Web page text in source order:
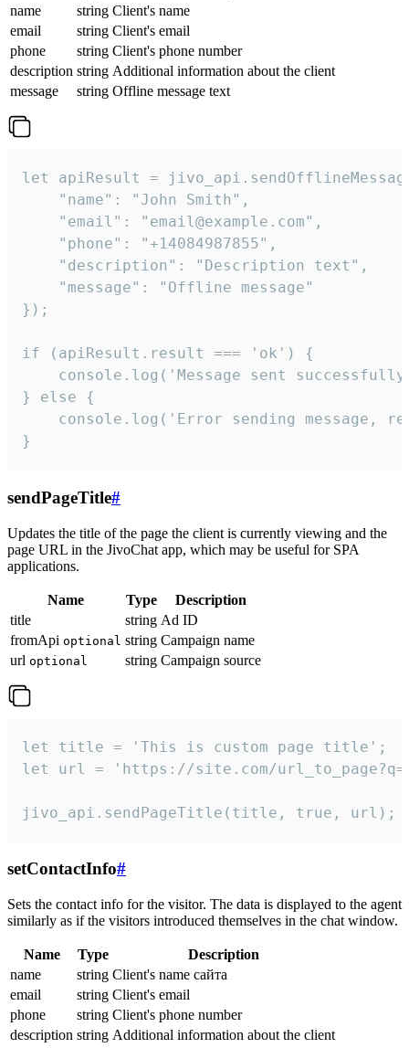
name
string Client's name
email
string Client's email
phone
string Client's phone number
description string Additional information about the client
message
string Offline message text
let apiResult =
    "name": "John Smith",
    "email": "email@example.com",
    "phone": "+14084987855",
    "description": "Description text",
    "message": "Offline message"
});
if (apiResult.result === 'ok') {
console.log('Message sent
} else {
console.log('Error sending message,
}
sendPageTitle#
Updates the title of the page the client is currently viewing and the
page URL in the JivoChat app, which may be useful for SPA
applications.
Name Type
Description
title
string Ad ID
fromApi optional string Campaign name
url optional string Campaign source
let title = 'This is custom page title';
let url = 'https://site.com/
jivo_api.sendPageTitle(title, true, url);
setContactInfo#
Sets the contact info for the visitor. The data is displayed to the agent
similarly as if the visitors introduced themselves in the chat window.
Name Type
Description
name
string Client's name сайта
email
string Client's email
phone
string Client's phone number
description string Additional information about the client